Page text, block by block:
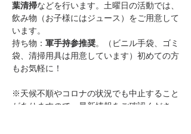
葉清掃などを行います。土曜日の活動では、
飲み物（お子様にはジュース）をご用意して
います。
持ち物： 軍手持参推奨。（ビニル手袋、ゴミ
袋、清掃用具は用意しています）初めての方
もお気軽に！
※天候不順やコロナの状況でも中止すること
がありますので、最新情報をご確認くださ